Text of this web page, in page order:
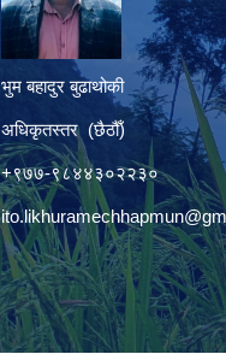
भुम बहादुर बुढाथोकी
अधिकृतस्तर (छैठौँ)
+९७७-९८४४३०२२३०